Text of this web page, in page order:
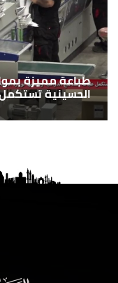
طباعة مميزة
الحسينية